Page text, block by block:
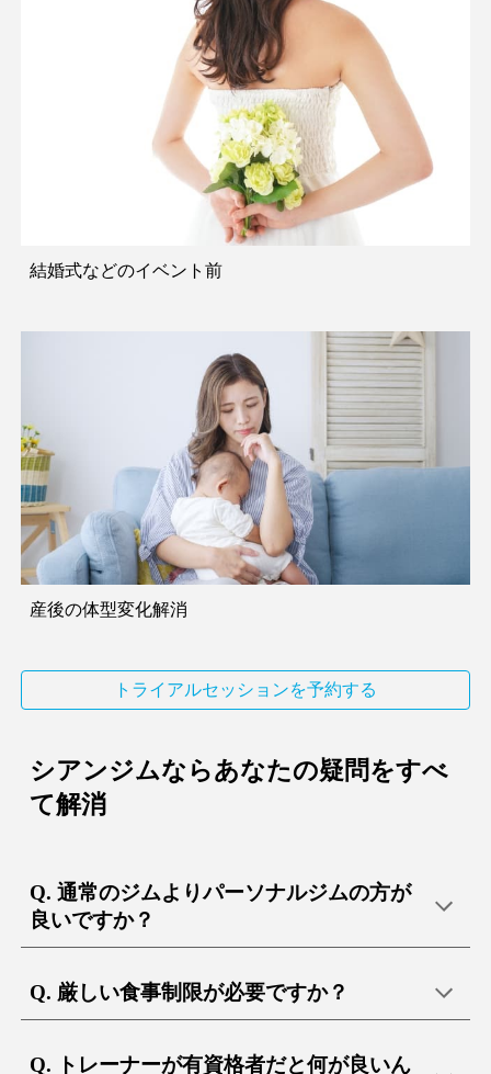
結婚式などのイベント前
産後の体型変化解消
トライアルセッションを予約する
シアンジムならあなたの疑問をすべ
て解消
Q. 通常のジムよりパーソナルジムの方が
良いですか？
Q. 厳しい食事制限が必要ですか？
Q. トレーナーが有資格者だと何が良いん